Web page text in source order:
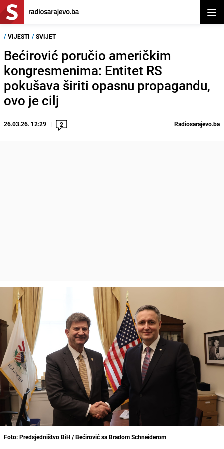
/ VIJESTI / SVIJET
Bećirović poručio američkim
kongresmenima: Entitet RS
pokušava širiti opasnu propagandu,
ovo je cilj
26.03.26. 12:29 2 Radiosarajevo.ba
Foto: Predsjedništvo BiH / Bećirović sa Bradom Schneiderom